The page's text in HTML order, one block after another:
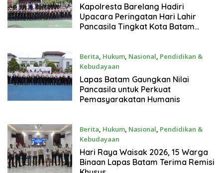
1 Juni 2026
Kapolresta Barelang Hadiri
Upacara Peringatan Hari Lahir
Pancasila Tingkat Kota Batam
Berita, Hukum, Nasional, Pendidikan &
Kebudayaan
1 Juni 2026
Lapas Batam Gaungkan Nilai
Pancasila untuk Perkuat
Pemasyarakatan Humanis
Berita, Hukum, Nasional, Pendidikan &
Kebudayaan
31 Mei 2026
Hari Raya Waisak 2026, 15 Warga
Binaan Lapas Batam Terima Remisi